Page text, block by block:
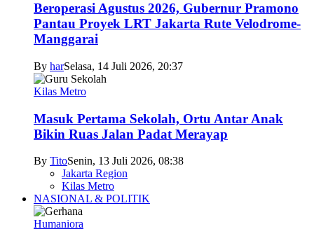
Beroperasi Agustus 2026, Gubernur Pramono
Pantau Proyek LRT Jakarta Rute Velodrome-
Manggarai
By harSelasa, 14 Juli 2026, 20:37
Kilas Metro
Masuk Pertama Sekolah, Ortu Antar Anak
Bikin Ruas Jalan Padat Merayap
By TitoSenin, 13 Juli 2026, 08:38
Jakarta Region
Kilas Metro
NASIONAL & POLITIK
Humaniora